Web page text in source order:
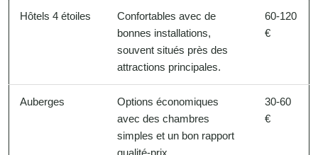
Hôtels 4 étoiles
Confortables avec de
bonnes installations,
souvent situés près des
attractions principales.
60-120
€
Auberges
Options économiques
avec des chambres
simples et un bon rapport
qualité-prix.
30-60
€